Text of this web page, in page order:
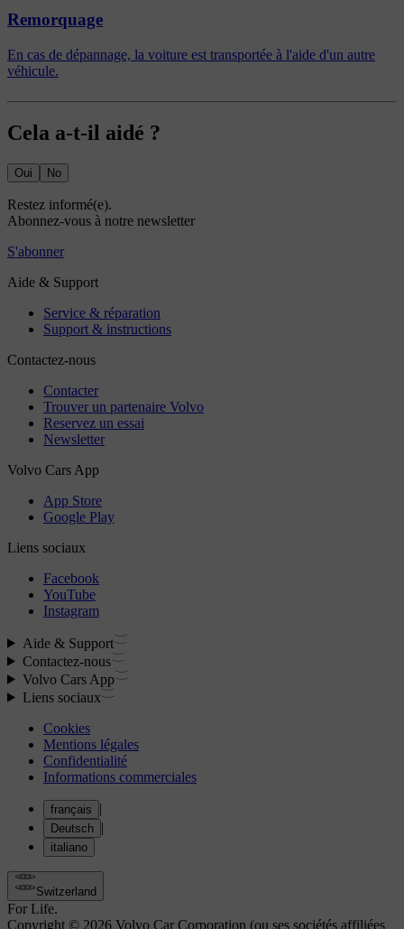
Remorquage
En cas de dépannage, la voiture est transportée à l'aide d'un autre
véhicule.
Cela a-t-il aidé ?
Oui No